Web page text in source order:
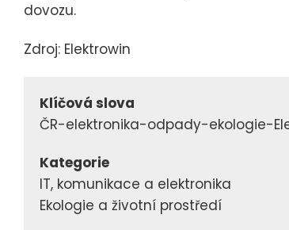
dovozu.
Zdroj: Elektrowin
Klíčová slova
ČR-elektronika-odpady-ekologie-
Kategorie
IT, komunikace a elektronika
Ekologie a životní prostředí